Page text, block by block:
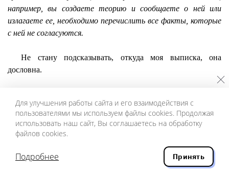
например, вы создаете теорию и сообщаете о ней или
излагаете ее, необходимо перечислить все факты, которые
с ней не согласуются.
Не стану подсказывать, откуда моя выписка, она
дословна.
попал в плен журналистки невысокого полета,
раздувающей литературоведческую дискуссию в Литгазете,
и воспользовался не своим, а ее примером. Лихачев назвал
ходи в пушкиноведение.
Мое письмо ему и его ответ в самом начале 80-х — не
Для улучшения работы сайта и его взаимодействия с
пользователями мы используем файлы cookies. Продолжая
использовать наш сайт, Вы соглашаетесь на обработку
файлов cookies.
Подробнее Принять